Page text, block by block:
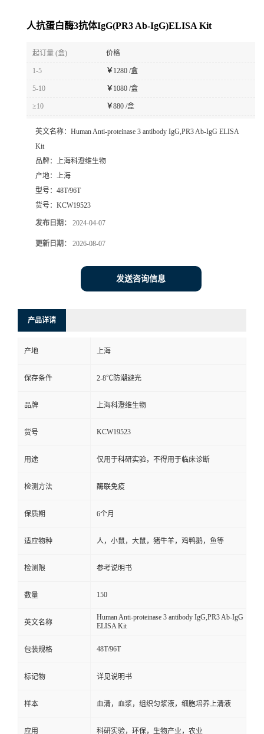
人抗蛋白酶3抗体IgG(PR3 Ab-IgG)ELISA Kit
起订量 (盒) 价格
1-5 ￥1280 /盒
5-10 ￥1080 /盒
≥10 ￥880 /盒
英文名称： Human Anti-proteinase 3 antibody IgG,PR3 Ab-IgG ELISA
Kit
品牌：
上海科澄维生物
产地：
上海
型号： 48T/96T
货号： KCW19523
发布日期： 2024-04-07
更新日期： 2026-08-07
发送咨询信息
产品详请
产地 上海
保存条件 2-8℃防潮避光
品牌 上海科澄维生物
货号 KCW19523
用途 仅用于科研实验，不得用于临床诊断
检测方法 酶联免疫
保质期 6个月
适应物种 人，小鼠，大鼠，猪牛羊，鸡鸭鹅，鱼等
检测限 参考说明书
数量 150
英文名称
Human Anti-proteinase 3 antibody IgG,PR3 Ab-IgG
ELISA Kit
包装规格 48T/96T
标记物 详见说明书
样本 血清，血浆，组织匀浆液，细胞培养上清液
应用 科研实验，环保，生物产业，农业